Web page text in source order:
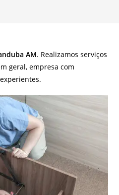
AM. Realizamos serviços
geral, empresa com